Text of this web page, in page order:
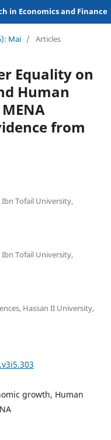
in Economics and Finance
Mai / Articles
Equality on
Human
from
Tofail University,
Tofail University,
Hassan II University,
growth, Human